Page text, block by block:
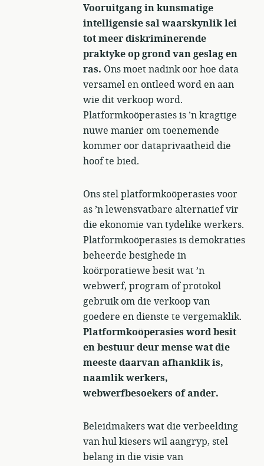
Vooruitgang in kunsmatige
intelligensie sal waarskynlik lei
tot meer diskriminerende
praktyke op grond van geslag en
ras. Ons moet nadink oor hoe data
versamel en ontleed word en aan
wie dit verkoop word.
Platformkoöperasies is ’n kragtige
nuwe manier om toenemende
kommer oor dataprivaatheid die
hoof te bied.
Ons stel platformkoöperasies voor
as ’n lewensvatbare alternatief vir
die ekonomie van tydelike werkers.
Platformkoöperasies is demokraties
beheerde besighede in
koörporatiewe besit wat ’n
webwerf, program of protokol
gebruik om die verkoop van
goedere en dienste te vergemaklik.
Platformkoöperasies word besit
en bestuur deur mense wat die
meeste daarvan afhanklik is,
naamlik werkers,
webwerfbesoekers of ander.
Beleidmakers wat die verbeelding
van hul kiesers wil aangryp, stel
belang in die visie van